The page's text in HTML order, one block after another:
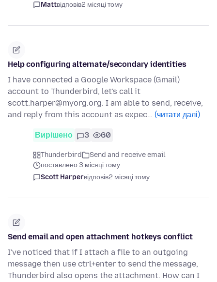
Mattвідповів2 місяці тому
Help configuring alternate/secondary identities
I have connected a Google Workspace (Gmail)
account to Thunderbird, let's call it
scott.harper@myorg.org. I am able to send, receive,
and reply from this account as expec… (читати далі)
Вирішено 3 60
Thunderbird
Send and receive email
поставлено 3 місяці тому
Scott Harperвідповів2 місяці тому
Send email and open attachment hotkeys conflict
I've noticed that if I attach a file to an outgoing
message then use ctrl+enter to send the message,
Thunderbird also opens the attachment. How can I